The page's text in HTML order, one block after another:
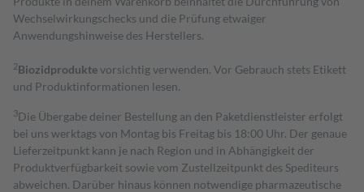
Wechselwirkungschecks und die Prüfung etwaiger
Anwendungshinweise des Herstellers.
2Biozidproduktevorsichtig verwenden. Vor Gebrauch stets Etikett
und Produktinformationen lesen.
3Die Übergabe deiner Bestellung an den Paketdienstleister erfolgt
bei uns werktags von Montag bis Freitag bis 18:00 Uhr. Der genaue
Lieferzeitpunkt kann je nach Region und in Abhängigkeit der
Produktverfügbarkeit sowie vom Zustellzeitpunkt des Spediteurs
abweichen. Darüber hinaus können notwendige pharmazeutische